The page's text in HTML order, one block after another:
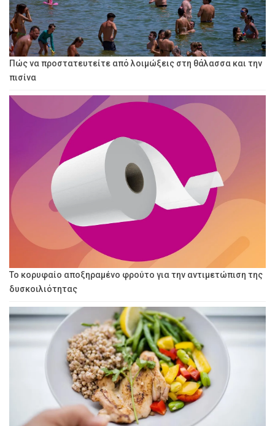
Πώς να προστατευτείτε από λοιμώξεις στη θάλασσα και την
πισίνα
Το κορυφαίο αποξηραμένο φρούτο για την αντιμετώπιση της
δυσκοιλιότητας